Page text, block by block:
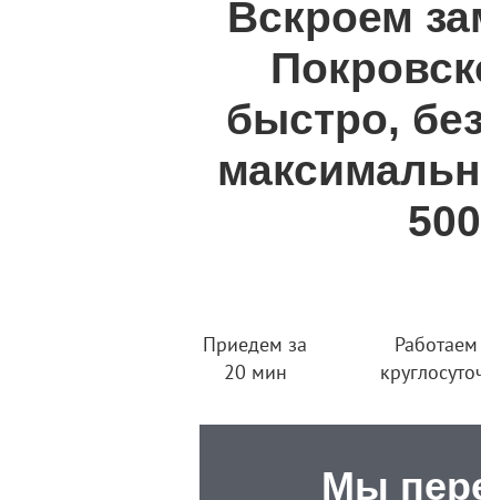
Вскроем
быстро,
Приедем за
20 мин
Работаем
Мы